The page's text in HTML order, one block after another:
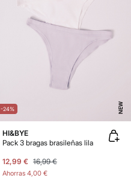
-24% NEW
HI&BYE
Pack 3 bragas brasileñas lila
12,99 € 16,99 €
Ahorras 4,00 €